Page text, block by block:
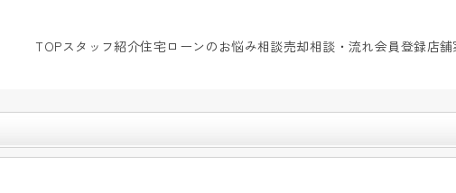
TOPスタッフ紹介住宅ローンのお悩み相談売却相談・流れ会員登録店